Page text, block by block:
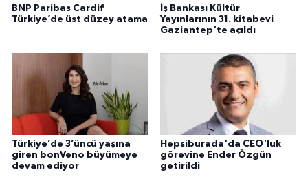
BNP Paribas Cardif
Türkiye’de üst düzey atama
İş Bankası Kültür
Yayınlarının 31. kitabevi
Gaziantep'te açıldı
Türkiye’de 3’üncü yaşına
giren bonVeno büyümeye
devam ediyor
Hepsiburada'da CEO'luk
görevine Ender Özgün
getirildi